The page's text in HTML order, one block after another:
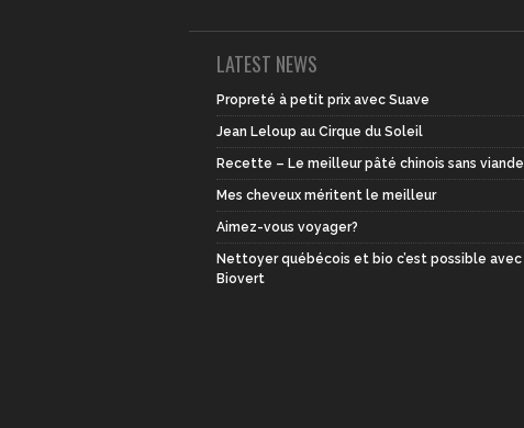
LATEST NEWS
Propreté à petit prix avec Suave
Jean Leloup au Cirque du Soleil
Recette – Le meilleur pâté chinois sans viande
Mes cheveux méritent le meilleur
Aimez-vous voyager?
Nettoyer québécois et bio c’est possible avec
Biovert